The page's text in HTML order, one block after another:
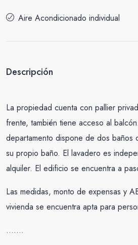
Aire Acondicionado individual
Descripción
La propiedad cuenta con pallier
frente, también tiene acceso al
departamento dispone de dos baños
su propio baño. El lavadero es
alquiler. El edificio se encuentra a
Las medidas, monto de expensas y
vivienda se encuentra apta para
…….